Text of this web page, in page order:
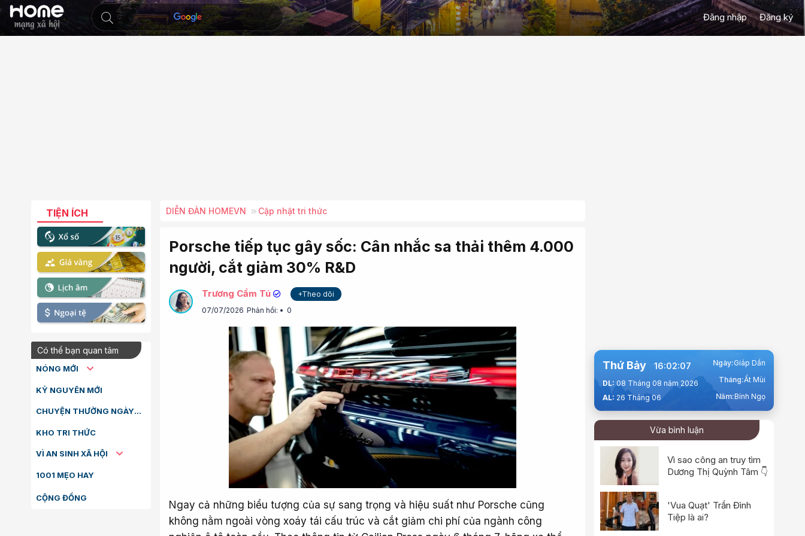
Đăng nhập Đăng ký
TIỆN ÍCH
Có thể bạn quan tâm
NÓNG MỚI
KỶ NGUYÊN MỚI
CHUYỆN THƯỜNG NGÀY
KHO TRI THỨC
VÌ AN SINH XÃ HỘI
1001 MẸO HAY
CỘNG ĐỒNG
DIỄN ĐÀN HOMEVN Cập nhật tri thức
Porsche tiếp tục gây sốc: Cân nhắc sa thải thêm 4.000
người, cắt giảm 30% R&D
Trương Cẩm Tú
+Theo dõi
07/07/2026 Phản hồi: 0
Ngay cả những biểu tượng của sự sang trọng và hiệu suất như Porsche cũng
không nằm ngoài vòng xoáy tái cấu trúc và cắt giảm chi phí của ngành công
Thứ Bảy 16:02:08
DL: 08 Tháng 08 năm 2026
AL: 26 Tháng 06
Ngày:Giáp Dần
Tháng:Ất Mùi
Năm:Bính Ngọ
Vừa bình luận
Vì sao công an truy tìm
Dương Thị Quỳnh Tâm 👇
'Vua Quạt' Trần Đình
Tiệp là ai?